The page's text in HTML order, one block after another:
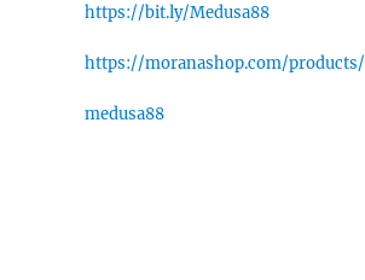
https://bit.ly/Medusa88
https://moranashop.com/products/
medusa88